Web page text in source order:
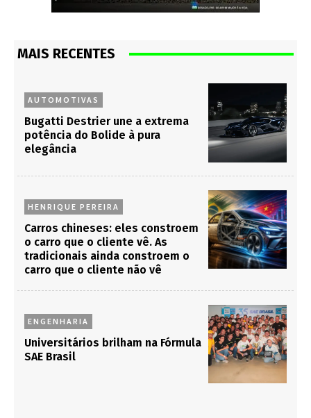
MAIS RECENTES
AUTOMOTIVAS
Bugatti Destrier une a extrema
potência do Bolide à pura
elegância
HENRIQUE PEREIRA
Carros chineses: eles constroem
o carro que o cliente vê. As
tradicionais ainda constroem o
carro que o cliente não vê
ENGENHARIA
Universitários brilham na Fórmula
SAE Brasil